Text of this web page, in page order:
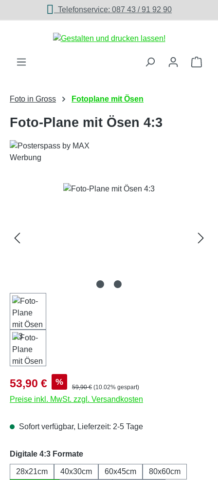
Zum Hauptinhalt springenTelefonservice: 087 43 / 91 92 90
Foto in Gross Fotoplane mit Ösen
Foto-Plane mit Ösen 4:3
Bildergalerie überspringen
Verkaufspreis:
53,90 € % Regulärer Preis:
59,90 € (10.02% gespart)
Preise inkl. MwSt. zzgl. Versandkosten
Sofort verfügbar, Lieferzeit: 2-5 Tage
Digitale 4:3 Formateauswählen
28x21cm 40x30cm 60x45cm
80x60cm